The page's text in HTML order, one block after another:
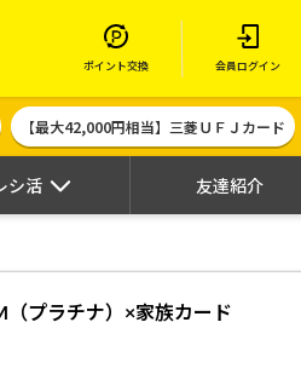
ポイント交換 会員ログイン
【最大42,000円相当】三菱ＵＦＪカード
シ活 友達紹介
（プラチナ）×家族カード